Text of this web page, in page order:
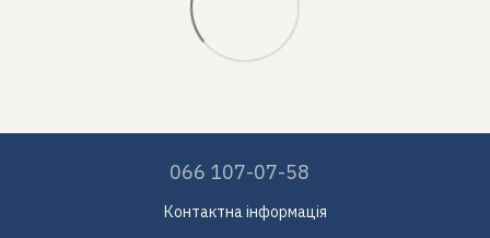
066 107-07-58
Контактна інформація